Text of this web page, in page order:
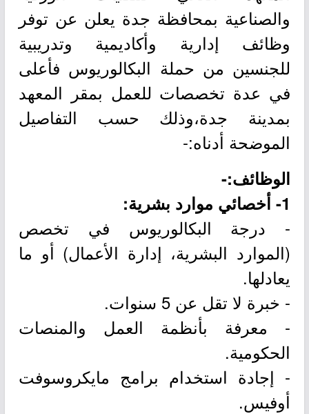
والصناعية بمحافظة جدة يعلن عن توفر
وظائف إدارية وأكاديمية وتدريبية
للجنسين من حملة البكالوريوس فأعلى
في عدة تخصصات للعمل بمقر المعهد
بمدينة جدة،وذلك حسب التفاصيل
الموضحة أدناه:-
الوظائف:-
1- أخصائي موارد بشرية:
- درجة البكالوريوس في تخصص
(الموارد البشرية، إدارة الأعمال) أو ما
يعادلها.
- خبرة لا تقل عن 5 سنوات.
- معرفة بأنظمة العمل والمنصات
الحكومية.
- إجادة استخدام برامج مايكروسوفت
أوفيس.